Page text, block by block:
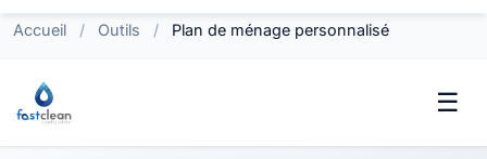
Accueil / Outils / Plan de ménage personnalisé